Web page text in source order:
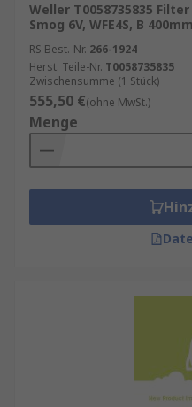
Weller T0058735835
Smog 6V, WFE4S, B
RS Best.-Nr. 266-1924
Herst. Teile-Nr. T0058735835
Zwischensumme (1 Stück)
555,50 €(ohne MwSt.)
Menge